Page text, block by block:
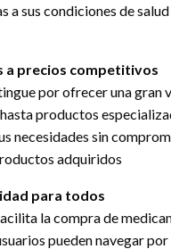
a sus condiciones de
a precios competitivos
por ofrecer una
productos
necesidades sin
adquiridos
para todos
la compra de
pueden navegar